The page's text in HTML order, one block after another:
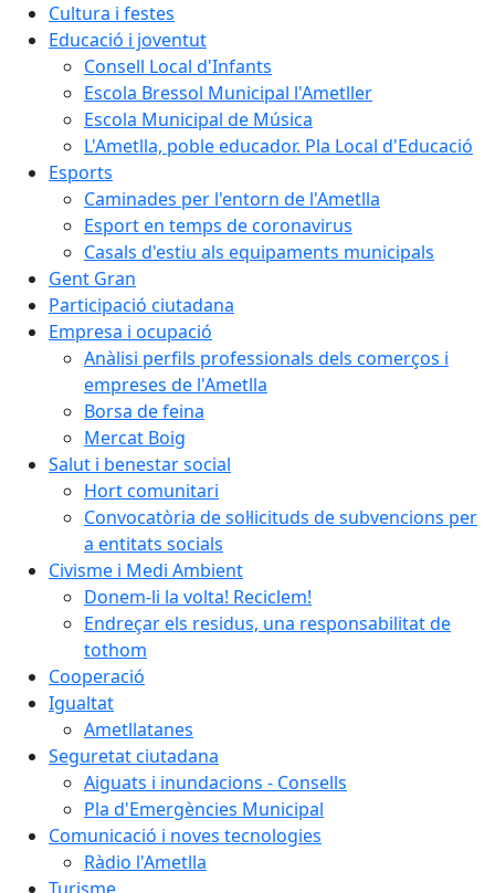
Cultura i festes
Educació i joventut
Consell Local d'Infants
Escola Bressol Municipal l'Ametller
Escola Municipal de Música
L'Ametlla, poble educador. Pla Local d'Educació
Esports
Caminades per l'entorn de l'Ametlla
Esport en temps de coronavirus
Casals d'estiu als equipaments municipals
Gent Gran
Participació ciutadana
Empresa i ocupació
Anàlisi perfils professionals dels comerços i
empreses de l'Ametlla
Borsa de feina
Mercat Boig
Salut i benestar social
Hort comunitari
Convocatòria de sol·licituds de subvencions per
a entitats socials
Civisme i Medi Ambient
Donem-li la volta! Reciclem!
Endreçar els residus, una responsabilitat de
tothom
Cooperació
Igualtat
Ametllatanes
Seguretat ciutadana
Aiguats i inundacions - Consells
Pla d'Emergències Municipal
Comunicació i noves tecnologies
Ràdio l'Ametlla